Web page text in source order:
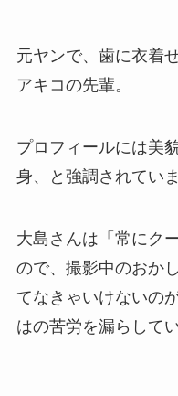
元ヤンで、歯に衣着
アキコの先輩。
プロフィールには美
身、と強調されてい
大島さんは「常にク
ので、撮影中のおか
てなきゃいけないの
はの苦労を漏らして